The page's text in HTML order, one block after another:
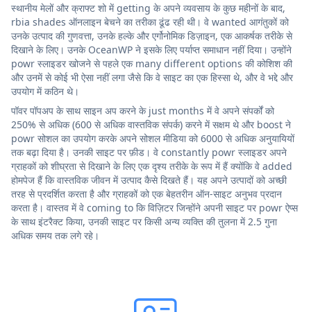
स्थानीय मेलों और क्राफ्ट शो में getting के अपने व्यवसाय के कुछ महीनों के बाद,
rbia shades ऑनलाइन बेचने का तरीका ढूंढ रही थी। वे wanted आगंतुकों को
उनके उत्पाद की गुणवत्ता, उनके हल्के और एर्गोनोमिक डिज़ाइन, एक आकर्षक तरीके से
दिखाने के लिए। उनके OceanWP ने इसके लिए पर्याप्त समाधान नहीं दिया। उन्होंने
powr स्लाइडर खोजने से पहले एक many different options की कोशिश की
और उनमें से कोई भी ऐसा नहीं लगा जैसे कि वे साइट का एक हिस्सा थे, और वे भद्दे और
उपयोग में कठिन थे।
पॉवर पॉपअप के साथ साइन अप करने के just months में वे अपने संपर्कों को
250% से अधिक (600 से अधिक वास्तविक संपर्क) करने में सक्षम थे और boost ने
powr सोशल का उपयोग करके अपने सोशल मीडिया को 6000 से अधिक अनुयायियों
तक बढ़ा दिया है। उनकी साइट पर फ़ीड। वे constantly powr स्लाइडर अपने
ग्राहकों को शीघ्रता से दिखाने के लिए एक दृश्य तरीके के रूप में हैं क्योंकि वे added
होमपेज हैं कि वास्तविक जीवन में उत्पाद कैसे दिखते हैं। यह अपने उत्पादों को अच्छी
तरह से प्रदर्शित करता है और ग्राहकों को एक बेहतरीन ऑन-साइट अनुभव प्रदान
करता है। वास्तव में वे coming to कि विज़िटर जिन्होंने अपनी साइट पर powr ऐप्स
के साथ इंटरैक्ट किया, उनकी साइट पर किसी अन्य व्यक्ति की तुलना में 2.5 गुना
अधिक समय तक लगे रहे।